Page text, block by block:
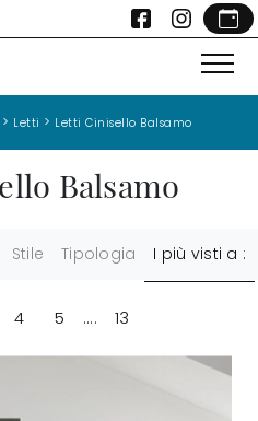
> Letti > Letti Cinisello Balsamo
Balsamo
Stile Tipologia I più visti a :
4 5 .... 13